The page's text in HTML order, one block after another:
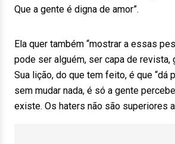
Que a gente é digna de amor”.
Ela quer também “mostrar a essas
pode ser alguém, ser capa de revista,
Sua lição, do que tem feito, é que “dá
sem mudar nada, é só a gente
existe. Os haters não são superiores